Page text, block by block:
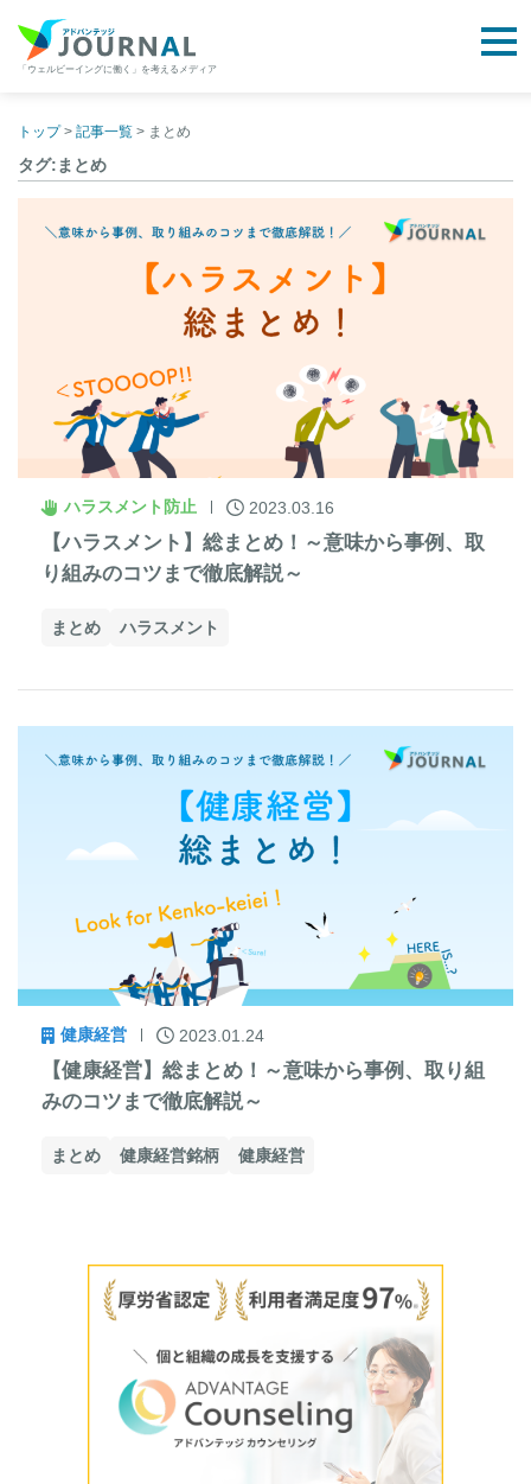
content
「ウェルビーイングに働く」を考えるメディア
トップ> 記事一覧 > まとめ
タグ:まとめ
ハラスメント防止 2023.03.16
【ハラスメント】総まとめ！～意味から事例、取
り組みのコツまで徹底解説～
まとめ ハラスメント
健康経営 2023.01.24
【健康経営】総まとめ！～意味から事例、取り組
みのコツまで徹底解説～
まとめ 健康経営銘柄 健康経営